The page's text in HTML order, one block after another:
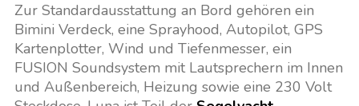
Zur Standardausstattung an Bord gehören ein
Bimini Verdeck, eine Sprayhood, Autopilot, GPS
Kartenplotter, Wind und Tiefenmesser, ein
FUSION Soundsystem mit Lautsprechern im Innen
und Außenbereich, Heizung sowie eine 230 Volt